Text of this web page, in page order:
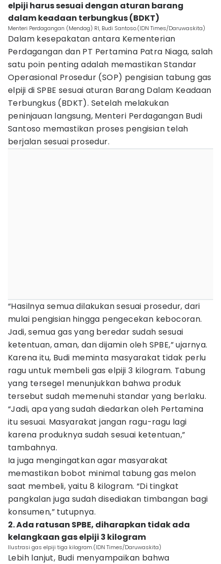
elpiji harus sesuai dengan aturan barang
dalam keadaan terbungkus (BDKT)
Menteri Perdagangan (Mendag) RI, Budi Santoso.(IDN Times/Daruwaskita)
Dalam kesepakatan antara Kementerian
Perdagangan dan PT Pertamina Patra Niaga, salah
satu poin penting adalah memastikan Standar
Operasional Prosedur (SOP) pengisian tabung gas
elpiji di SPBE sesuai aturan Barang Dalam Keadaan
Terbungkus (BDKT). Setelah melakukan
peninjauan langsung, Menteri Perdagangan Budi
Santoso memastikan proses pengisian telah
berjalan sesuai prosedur.
“Hasilnya semua dilakukan sesuai prosedur, dari
mulai pengisian hingga pengecekan kebocoran.
Jadi, semua gas yang beredar sudah sesuai
ketentuan, aman, dan dijamin oleh SPBE,” ujarnya.
Karena itu, Budi meminta masyarakat tidak perlu
ragu untuk membeli gas elpiji 3 kilogram. Tabung
yang tersegel menunjukkan bahwa produk
tersebut sudah memenuhi standar yang berlaku.
“Jadi, apa yang sudah diedarkan oleh Pertamina
itu sesuai. Masyarakat jangan ragu-ragu lagi
karena produknya sudah sesuai ketentuan,”
tambahnya.
Ia juga mengingatkan agar masyarakat
memastikan bobot minimal tabung gas melon
saat membeli, yaitu 8 kilogram. “Di tingkat
pangkalan juga sudah disediakan timbangan bagi
konsumen,” tutupnya.
2. Ada ratusan SPBE, diharapkan tidak ada
kelangkaan gas elpiji 3 kilogram
Ilustrasi gas elpiji tiga kilogram.(IDN Times/Daruwaskita)
Lebih lanjut, Budi menyampaikan bahwa